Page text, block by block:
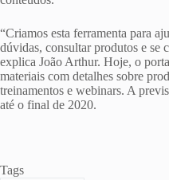
“Criamos esta ferramenta para
dúvidas, consultar produtos e se
explica João Arthur. Hoje, o
materiais com detalhes sobre
treinamentos e webinars. A
até o final de 2020.
Tags